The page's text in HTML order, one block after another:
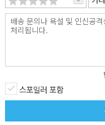
스포일러 포함